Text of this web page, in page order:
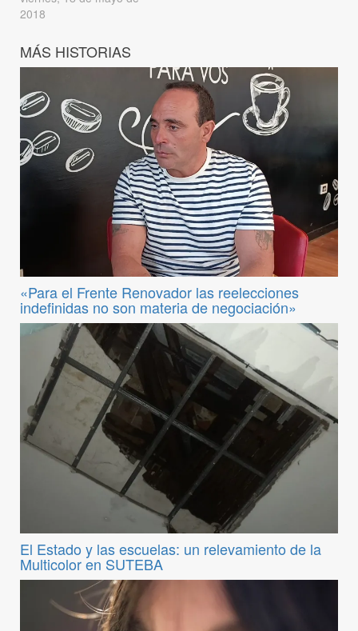
2018
MÁS HISTORIAS
«Para el Frente Renovador las reelecciones
indefinidas no son materia de negociación»
El Estado y las escuelas: un relevamiento de la
Multicolor en SUTEBA